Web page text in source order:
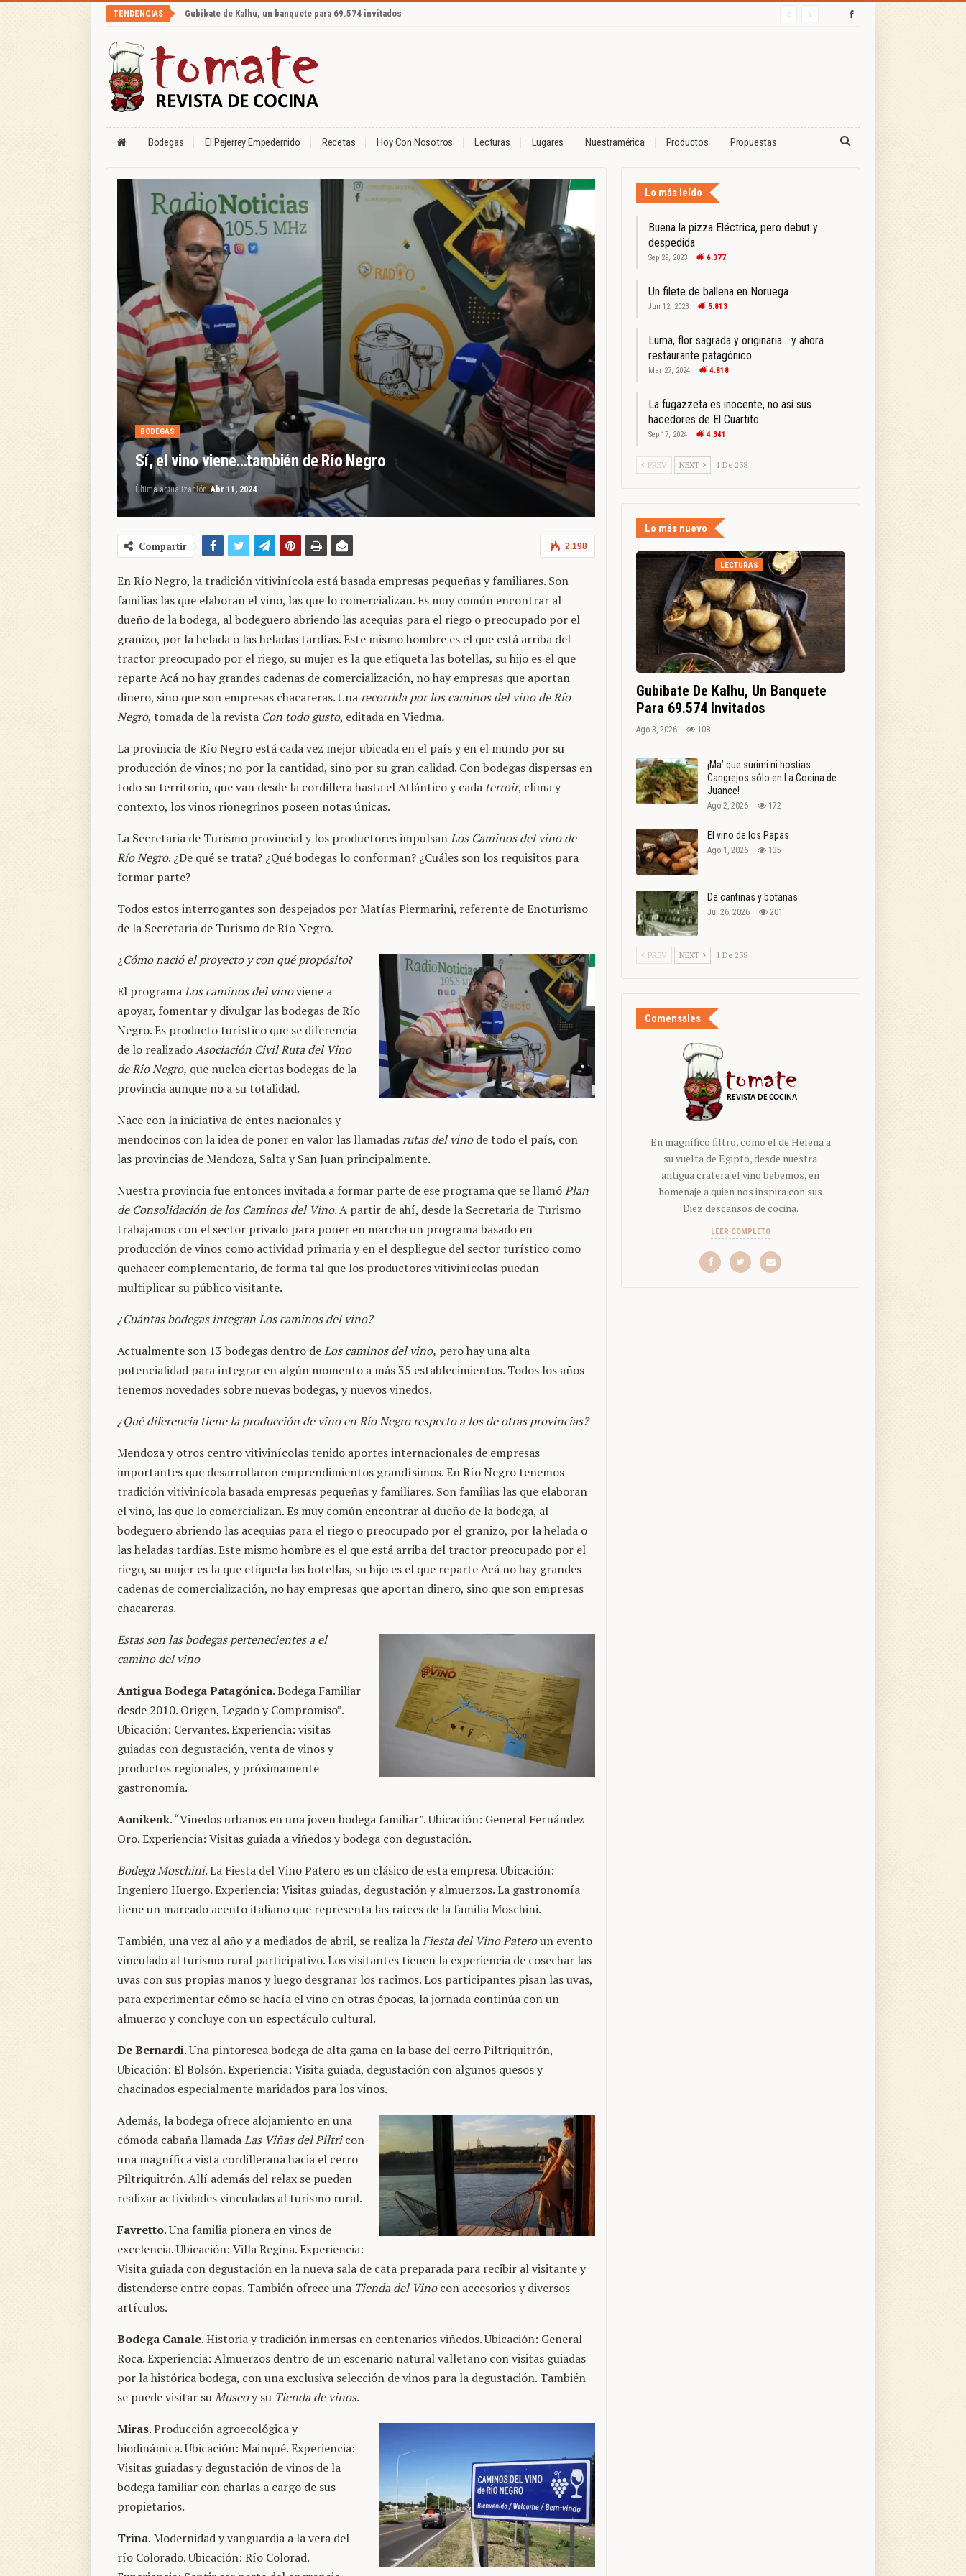
TENDENCIAS Gubibate de Kalhu, un banquete para 69.574 invitados
Bodegas El Pejerrey Empedernido Recetas Hoy Con Nosotros Lecturas Lugares Nuestramérica Productos Propuestas
BODEGAS
Sí, el vino viene…también de Río Negro
Última actualizaciónAbr 11, 2024
2.198
Compartir
En Río Negro, la tradición vitivinícola está basada empresas pequeñas y familiares. Son
familias las que elaboran el vino, las que lo comercializan. Es muy común encontrar al
dueño de la bodega, al bodeguero abriendo las acequias para el riego o preocupado por el
granizo, por la helada o las heladas tardías. Este mismo hombre es el que está arriba del
tractor preocupado por el riego, su mujer es la que etiqueta las botellas, su hijo es el que
reparte Acá no hay grandes cadenas de comercialización, no hay empresas que aportan
dinero, sino que son empresas chacareras. Unarecorrida por los caminos del vino de Río
Negro, tomada de la revista Con todo gusto, editada en Viedma.
La provincia de Río Negro está cada vez mejor ubicada en el país y en el mundo por su
producción de vinos; no por la cantidad, sino por su gran calidad. Con bodegas dispersas en
todo su territorio, que van desde la cordillera hasta el Atlántico y cada terroir, clima y
contexto, los vinos rionegrinos poseen notas únicas.
La Secretaria de Turismo provincial y los productores impulsanLos Caminos del vino de
Río Negro. ¿De qué se trata? ¿Qué bodegas lo conforman? ¿Cuáles son los requisitos para
formar parte?
Todos estos interrogantes son despejados por Matías Piermarini, referente de Enoturismo
de la Secretaria de Turismo de Río Negro.
¿Cómo nació el proyecto y con qué propósito?
El programaLos caminos del vinoviene a
apoyar, fomentar y divulgar las bodegas de Río
Negro. Es producto turístico que se diferencia
de lo realizadoAsociación Civil Ruta del Vino
de Rio Negro, que nuclea ciertas bodegas de la
provincia aunque no a su totalidad.
Nace con la iniciativa de entes nacionales y
mendocinos con la idea de poner en valor las llamadasrutas del vinode todo el país, con
las provincias de Mendoza, Salta y San Juan principalmente.
Nuestra provincia fue entonces invitada a formar parte de ese programa que se llamóPlan
de Consolidación de los Caminos del Vino. A partir de ahí, desde la Secretaria de Turismo
trabajamos con el sector privado para poner en marcha un programa basado en
producción de vinos como actividad primaria y en el despliegue del sector turístico como
quehacer complementario, de forma tal que los productores vitivinícolas puedan
multiplicar su público visitante.
¿Cuántas bodegas integran Los caminos del vino?
Actualmente son 13 bodegas dentro deLos caminos del vino, pero hay una alta
potencialidad para integrar en algún momento a más 35 establecimientos. Todos los años
tenemos novedades sobre nuevas bodegas, y nuevos viñedos.
¿Qué diferencia tiene la producción de vino en Río Negro respecto a los de otras provincias?
Mendoza y otros centro vitivinícolas tenido aportes internacionales de empresas
importantes que desarrollaron emprendimientos grandísimos. En Río Negro tenemos
tradición vitivinícola basada empresas pequeñas y familiares. Son familias las que elaboran
el vino, las que lo comercializan. Es muy común encontrar al dueño de la bodega, al
bodeguero abriendo las acequias para el riego o preocupado por el granizo, por la helada o
las heladas tardías. Este mismo hombre es el que está arriba del tractor preocupado por el
riego, su mujer es la que etiqueta las botellas, su hijo es el que reparte Acá no hay grandes
cadenas de comercialización, no hay empresas que aportan dinero, sino que son empresas
chacareras.
Estas son las bodegas pertenecientes a el
camino del vino
Antigua Bodega Patagónica. Bodega Familiar
desde 2010. Origen, Legado y Compromiso”.
Ubicación: Cervantes. Experiencia: visitas
guiadas con degustación, venta de vinos y
productos regionales, y próximamente
gastronomía.
Aonikenk. “Viñedos urbanos en una joven bodega familiar”. Ubicación: General Fernández
Oro. Experiencia: Visitas guiada a viñedos y bodega con degustación.
Bodega Moschini. La Fiesta del Vino Patero es un clásico de esta empresa. Ubicación:
Ingeniero Huergo. Experiencia: Visitas guiadas, degustación y almuerzos. La gastronomía
tiene un marcado acento italiano que representa las raíces de la familia Moschini.
También, una vez al año y a mediados de abril, se realiza laFiesta del Vino Pateroun evento
vinculado al turismo rural participativo. Los visitantes tienen la experiencia de cosechar las
uvas con sus propias manos y luego desgranar los racimos. Los participantes pisan las uvas,
para experimentar cómo se hacía el vino en otras épocas, la jornada continúa con un
almuerzo y concluye con un espectáculo cultural.
De Bernardi. Una pintoresca bodega de alta gama en la base del cerro Piltriquitrón,
Ubicación: El Bolsón. Experiencia: Visita guiada, degustación con algunos quesos y
chacinados especialmente maridados para los vinos.
Además, la bodega ofrece alojamiento en una
cómoda cabaña llamadaLas Viñas del Piltricon
una magnífica vista cordillerana hacia el cerro
Piltriquitrón. Allí además del relax se pueden
realizar actividades vinculadas al turismo rural.
Favretto. Una familia pionera en vinos de
excelencia. Ubicación: Villa Regina. Experiencia:
Visita guiada con degustación en la nueva sala de cata preparada para recibir al visitante y
distenderse entre copas. También ofrece una Tienda del Vinocon accesorios y diversos
artículos.
Bodega Canale. Historia y tradición inmersas en centenarios viñedos. Ubicación: General
Roca. Experiencia: Almuerzos dentro de un escenario natural valletano con visitas guiadas
por la histórica bodega, con una exclusiva selección de vinos para la degustación. También
se puede visitar suMuseoy su Tienda de vinos.
Miras. Producción agroecológica y
biodinámica. Ubicación: Mainqué. Experiencia:
Visitas guiadas y degustación de vinos de la
bodega familiar con charlas a cargo de sus
propietarios.
Trina. Modernidad y vanguardia a la vera del
río Colorado. Ubicación: Río Colorad.
Lo más leído
Buena la pizza Eléctrica, pero debut y
despedida
Sep 29, 2023 6.377
Un filete de ballena en Noruega
Jun 12, 2023 5.813
Luma, flor sagrada y originaria… y ahora
restaurante patagónico
Mar 27, 2024 4.818
La fugazzeta es inocente, no así sus
hacedores de El Cuartito
Sep 17, 2024 4.341
PREV NEXT 1 De 238
Lo más nuevo
LECTURAS
Gubibate De Kalhu, Un Banquete
Para 69.574 Invitados
Ago 3, 2026 108
¡Ma’ que surimi ni hostias…
Cangrejos sólo en La Cocina de
Juance!
Ago 2, 2026 172
El vino de los Papas
Ago 1, 2026 135
De cantinas y botanas
Jul 26, 2026 201
PREV NEXT 1 De 238
Comensales
En magnífico filtro, como el de Helena a
su vuelta de Egipto, desde nuestra
antigua cratera el vino bebemos, en
homenaje a quien nos inspira con sus
Diez descansos de cocina.
LEER COMPLETO